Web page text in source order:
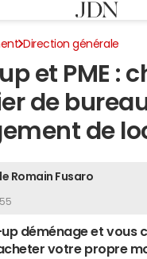
Direction générale
et PME :
de
de
Romain Fusaro
déménage et vous
votre propre